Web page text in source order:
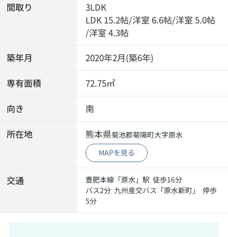
間取り
3LDK
LDK 15.2帖/洋室 6.6帖/洋室 5.0帖
/洋室 4.3帖
築年月 2020年2月(築6年)
専有面積 72.75㎡
向き 南
所在地 熊本県菊池郡菊陽町大字原水
MAPを見る
交通 豊肥本線 「原水」駅 徒歩16分
バス2分 九州産交バス「原水新町」 停歩
5分